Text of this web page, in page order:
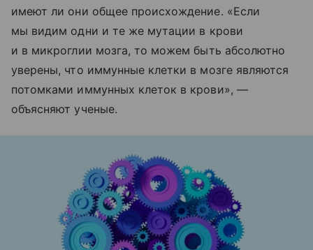
имеют ли они общее происхождение. «Если
мы видим одни и те же мутации в крови
и в микроглии мозга, то можем быть абсолютно
уверены, что иммунные клетки в мозге являются
потомками иммунных клеток в крови», —
объясняют ученые.